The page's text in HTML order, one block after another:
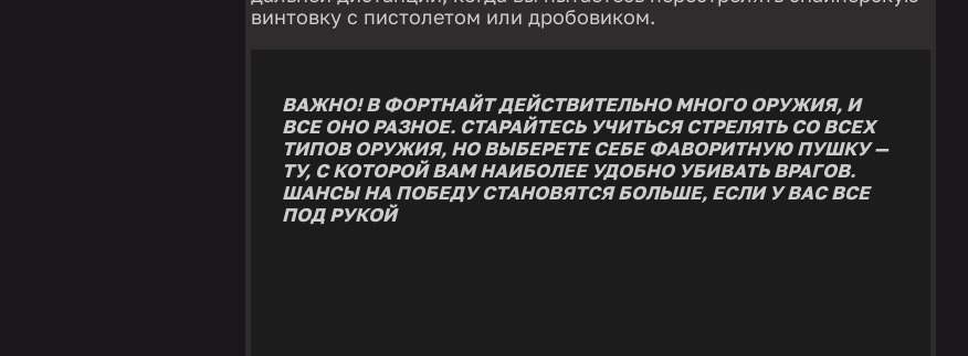
винтовку с пистолетом или дробовиком.
ВАЖНО! В ФОРТНАЙТ ДЕЙСТВИТЕЛЬНО МНОГО ОРУЖИЯ, И
ВСЕ ОНО РАЗНОЕ. СТАРАЙТЕСЬ УЧИТЬСЯ СТРЕЛЯТЬ СО ВСЕХ
ТИПОВ ОРУЖИЯ, НО ВЫБЕРЕТЕ СЕБЕ ФАВОРИТНУЮ ПУШКУ —
ТУ, С КОТОРОЙ ВАМ НАИБОЛЕЕ УДОБНО УБИВАТЬ ВРАГОВ.
ШАНСЫ НА ПОБЕДУ СТАНОВЯТСЯ БОЛЬШЕ, ЕСЛИ У ВАС ВСЕ
ПОД РУКОЙ